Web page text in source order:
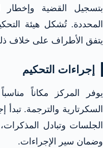
بتسجيل القضية وإخطار
المحددة. تُشكل هيئة
يتفق الأطراف على خلاف
إجراءات التحكيم
يوفر المركز مكاناً
السكرتارية والترجمة.
الجلسات وتبادل المذكرات،
وضمان سير الإجراءات.​